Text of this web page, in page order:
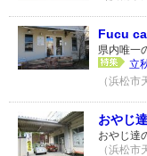
Fucu
県内唯一
立
（浜松市
おやじ
おやじ達
（浜松